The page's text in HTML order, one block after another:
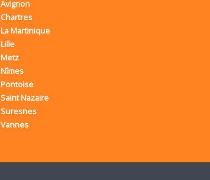
Avignon
Chartres
La Martinique
Lille
Metz
Nîmes
Pontoise
Saint Nazaire
Suresnes
Vannes